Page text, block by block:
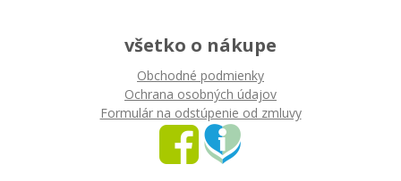
všetko o nákupe
Obchodné podmienky
Ochrana osobných údajov
Formulár na odstúpenie od zmluvy